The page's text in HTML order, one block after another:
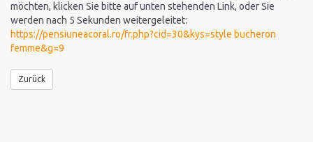
möchten, klicken Sie bitte auf unten stehenden Link, oder Sie
werden nach 5 Sekunden weitergeleitet:
https://pensiuneacoral.ro/fr.php?cid=30&kys=style bucheron
femme&g=9
Zurück